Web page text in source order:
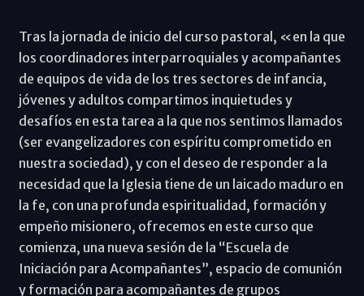
Tras la jornada de inicio del curso pastoral, «en la que
los coordinadores interparroquiales y acompañantes
de equipos de vida de los tres sectores de infancia,
jóvenes y adultos compartimos inquietudes y
desafíos en esta tarea a la que nos sentimos llamados
(ser evangelizadores con espíritu comprometido en
nuestra sociedad), y con el deseo de responder a la
necesidad que la Iglesia tiene de un laicado maduro en
la fe, con una profunda espiritualidad, formación y
empeño misionero, ofrecemos en este curso que
comienza, una nueva sesión de la “Escuela de
Iniciación para Acompañantes”, espacio de comunión
y formación para acompañantes de grupos